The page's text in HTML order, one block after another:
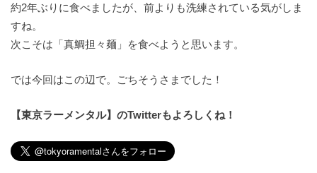
約2年ぶりに食べましたが、前よりも洗練されている気がしま
すね。
次こそは「真鯛担々麺」を食べようと思います。
では今回はこの辺で。ごちそうさまでした！
【東京ラーメンタル】のTwitterもよろしくね！